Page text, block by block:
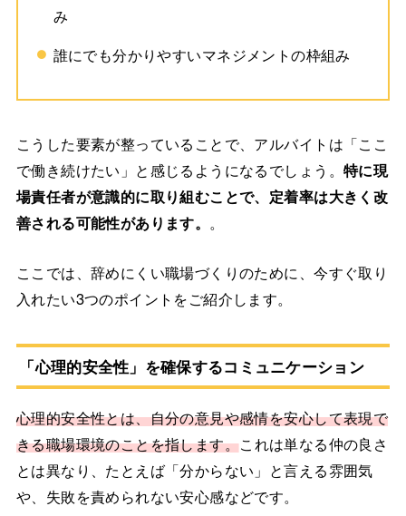
み
誰にでも分かりやすいマネジメントの枠組み
こうした要素が整っていることで、アルバイトは「ここ
で働き続けたい」と感じるようになるでしょう。 特に現
場責任者が意識的に取り組むことで、定着率は大きく改
善される可能性があります。 。
ここでは、辞めにくい職場づくりのために、今すぐ取り
入れたい3つのポイントをご紹介します。
「心理的安全性」を確保するコミュニケーション
心理的安全性とは、自分の意見や感情を安心して表現で
きる職場環境のことを指します。これは単なる仲の良さ
とは異なり、たとえば「分からない」と言える雰囲気
や、失敗を責められない安心感などです。